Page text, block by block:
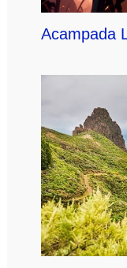
Acampada